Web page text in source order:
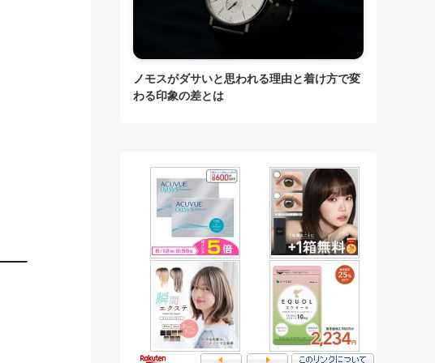
ノモスがダサいと思われる理由と着け方で変
わる印象の差とは